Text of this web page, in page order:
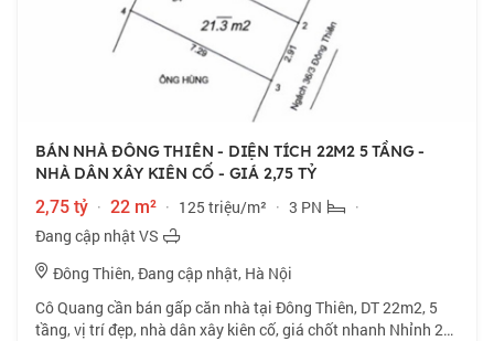
BÁN NHÀ ĐÔNG THIÊN - DIỆN TÍCH 22M2 5 TẦNG -
NHÀ DÂN XÂY KIÊN CỐ - GIÁ 2,75 TỶ
2,75 tỷ · 22 m² · 125 triệu/m² · 3 PN
·
Đang cập nhật VS
Đông Thiên, Đang cập nhật, Hà Nội
Cô Quang cần bán gấp căn nhà tại Đông Thiên, DT 22m2, 5
tầng, vị trí đẹp, nhà dân xây kiên cố, giá chốt nhanh Nhỉnh 2